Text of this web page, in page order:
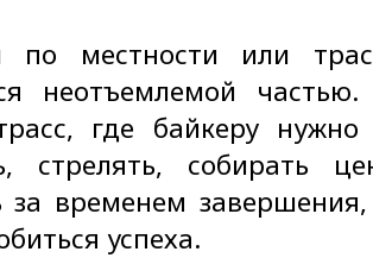
по местности или
неотъемлемой
где байкеру нужно
стрелять, собирать
за временем
успеха.